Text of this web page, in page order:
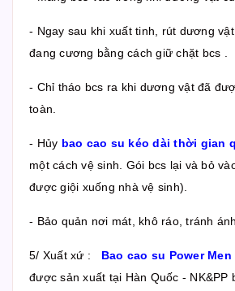
- Ngay sau khi xuất tinh, rút dương
đang cương bằng cách giữ chặt bcs .
- Chỉ tháo bcs ra khi dương vật đã
toàn.
- Hủy bao cao su kéo dài thời gian
một cách vệ sinh. Gói bcs lại và bỏ
được giội xuống nhà vệ sinh).
- Bảo quản nơi mát, khô ráo, tránh
5/ Xuất xứ :
Bao cao su Power
được sản xuất tại Hàn Quốc - NK&PP